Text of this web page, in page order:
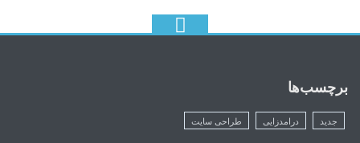
برچسب‌ها
جدید درامدزایی طراحی سایت